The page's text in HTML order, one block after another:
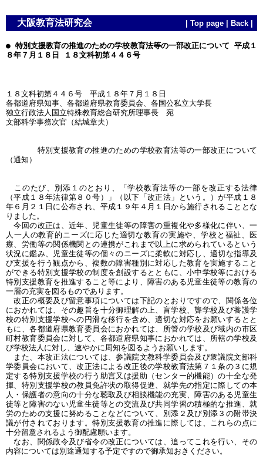
大阪教育法研究会 Top page Back
● 特別支援教育の推進のための学校教育法等の一部改正について 平成１
８年７月１８日 １８文科初第４４６号
１８文科初第４４６号 平成１８年７月１８日
各都道府県知事、各都道府県教育委員会、各国公私立大学長
独立行政法人国立特殊教育総合研究所理事長 宛
文部科学事務次官（結城章夫）
特別支援教育の推進のための学校教育法等の一部改正について
（通知）
このたび、別添１のとおり、「学校教育法等の一部を改正する法律
（平成１８年法律第８０号）」（以下「改正法」という。）が平成１８
年６月２１日に公布され、平成１９年４月１日から施行されることとな
りました。
今回の改正は、近年、児童生徒等の障害の重複化や多様化に伴い、一
人一人の教育的ニーズに応じた適切な教育の実施や、学校と福祉、医
療、労働等の関係機関との連携がこれまで以上に求められているという
状況に鑑み、児童生徒等の個々のニーズに柔軟に対応し、適切な指導及
び支援を行う観点から、複数の障害種別に対応した教育を実施すること
ができる特別支援学校の制度を創設するとともに、小中学校等における
特別支援教育を推進すること等により、障害のある児童生徒等の教育の
一層の充実を図るものであります。
改正の概要及び留意事項については下記のとおりですので、関係各位
におかれては、その趣旨を十分御理解の上、盲学校、聾学校及び養護学
校の特別支援学校への円滑な移行を含め、適切な対応をお願いするとと
もに、各都道府県教育委員会におかれては、所管の学校及び域内の市区
町村教育委員会に対して、各都道府県知事におかれては、所轄の学校及
び学校法人に対し、速やかに周知を図るようお願いします。
また、本改正法については、参議院文教科学委員会及び衆議院文部科
学委員会において、改正法による改正後の学校教育法第７１条の３に規
定する特別支援学校の行う助言又は援助（センター的機能）の十全な発
揮、特別支援学校の教員免許状の取得促進、就学先の指定に際しての本
人・保護者の意向の十分な聴取及び相談機能の充実、障害のある児童生
徒等と障害のない児童生徒等との交流及び共同学習の積極的な推進、就
労のための支援に努めることなどについて、別添２及び別添３の附帯決
議が付されております。特別支援教育の推進に際しては、これらの点に
十分留意されるよう御配慮願います。
なお、関係政令及び省令の改正については、追ってこれを行い、その
内容については別途通知する予定ですので御承知おきください。